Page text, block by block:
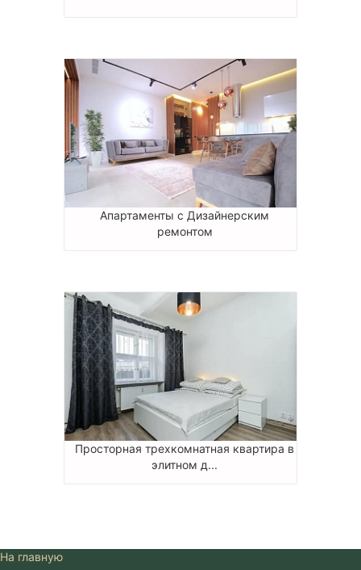
Апартаменты с Дизайнерским
ремонтом
Просторная трехкомнатная квартира в
элитном д...
На главную